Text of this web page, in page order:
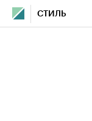
СТИЛЬ